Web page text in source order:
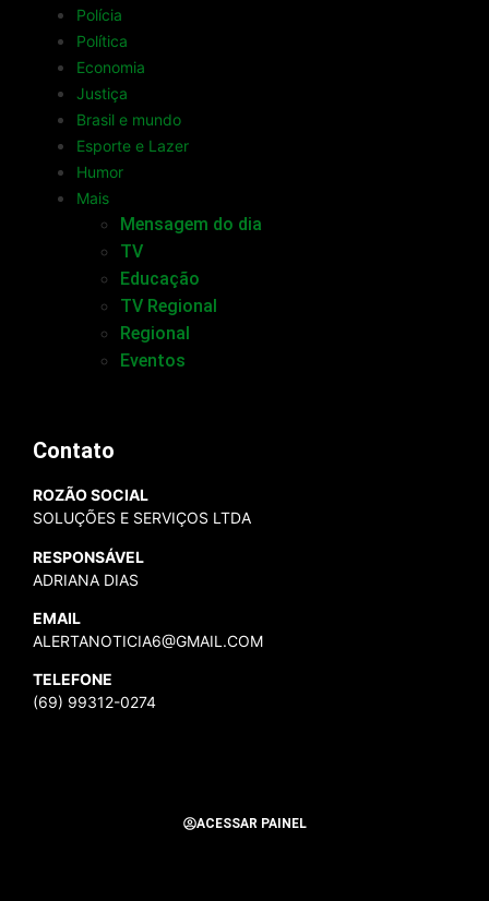
Polícia
Política
Economia
Justiça
Brasil e mundo
Esporte e Lazer
Humor
Mais
Mensagem do dia
TV
Educação
TV Regional
Regional
Eventos
Contato
ROZÃO SOCIAL
SOLUÇÕES E SERVIÇOS LTDA
RESPONSÁVEL
ADRIANA DIAS
EMAIL
ALERTANOTICIA6@GMAIL.COM
TELEFONE
(69) 99312-0274
ACESSAR PAINEL